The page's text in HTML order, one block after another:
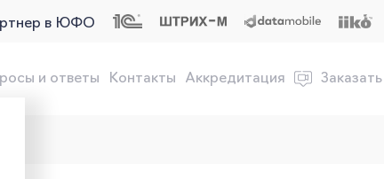
в ЮФО
и ответы Контакты Аккредитация
онлайн-касс